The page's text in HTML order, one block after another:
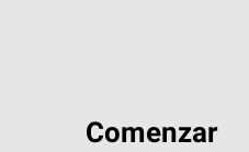
Comenzar